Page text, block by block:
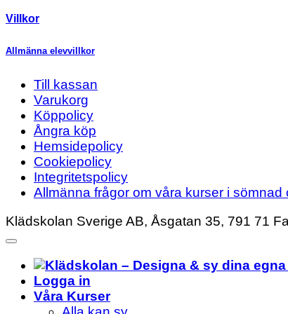
Villkor
Allmänna elevvillkor
Till kassan
Varukorg
Köppolicy
Ångra köp
Hemsidepolicy
Cookiepolicy
Integritetspolicy
Allmänna frågor om våra kurser i sömnad
Klädskolan Sverige AB, Åsgatan 35, 791 71
Logga in
Våra Kurser